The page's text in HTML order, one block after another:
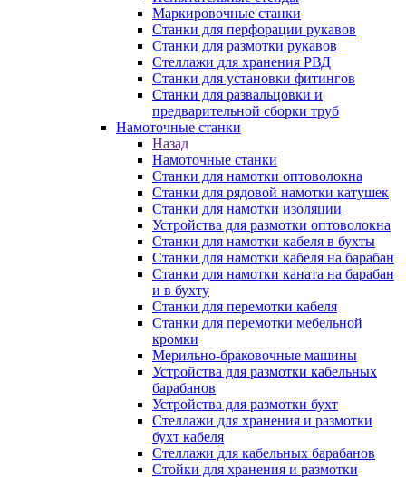
Маркировочные станки
Станки для перфорации рукавов
Станки для размотки рукавов
Стеллажи для хранения РВД
Станки для установки фитингов
Станки для развальцовки и
предварительной сборки труб
Намоточные станки
Назад
Намоточные станки
Станки для намотки оптоволокна
Станки для рядовой намотки катушек
Станки для намотки изоляции
Устройства для размотки оптоволокна
Станки для намотки кабеля в бухты
Станки для намотки кабеля на барабан
Станки для намотки каната на барабан
и в бухту
Станки для перемотки кабеля
Станки для перемотки мебельной
кромки
Мерильно-браковочные машины
Устройства для размотки кабельных
барабанов
Устройства для размотки бухт
Стеллажи для хранения и размотки
бухт кабеля
Стеллажи для кабельных барабанов
Стойки для хранения и размотки